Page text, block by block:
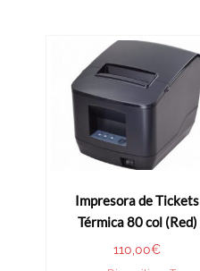
Impresora de Tickets
Térmica 80 col (Red)
110,00€